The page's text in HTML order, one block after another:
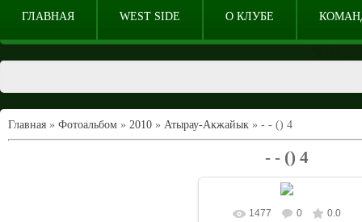
ГЛАВНАЯ WEST SIDE О КЛУБЕ
Главная » Фотоальбом » 2010 » Атырау-Акжайык » - - () 4
- - () 4
В реальном размере
1477 0 0.0